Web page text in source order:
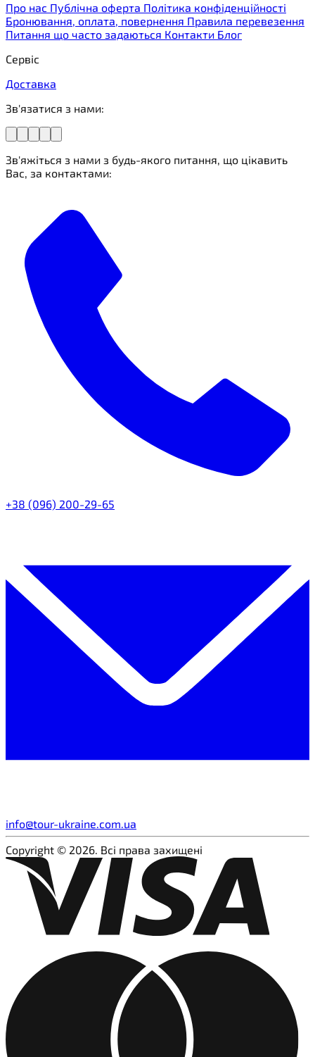
Про нас Публічна оферта Політика конфіденційності
Бронювання, оплата, повернення Правила перевезення
Питання що часто задаються Контакти Блог
Сервіс
Доставка
Зв'язатися з нами:
Зв'яжіться з нами з будь-якого питання, що цікавить
Вас, за контактами:
+38 (096) 200-29-65
info@tour-ukraine.com.ua
Copyright © 2026. Всі права захищені